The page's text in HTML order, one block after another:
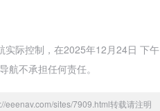
实际控制，在2025年12月24日 下午
不承担任何责任。
eeenav.com/sites/7909.html转载请注明